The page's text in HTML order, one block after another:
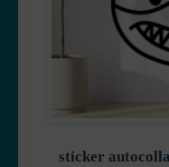
sticker